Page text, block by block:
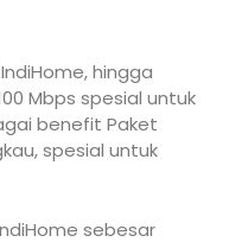
hingga
Mbps spesial untuk
benefit Paket
spesial untuk
sebesar